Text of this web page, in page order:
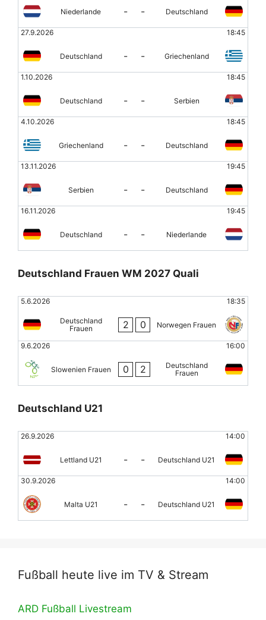
Niederlande - - Deutschland
27.9.2026 18:45
Deutschland - - Griechenland
1.10.2026 18:45
Deutschland - - Serbien
4.10.2026 18:45
Griechenland - - Deutschland
13.11.2026 19:45
Serbien - - Deutschland
16.11.2026 19:45
Deutschland - - Niederlande
Deutschland Frauen WM 2027 Quali
5.6.2026 18:35
Deutschland
Frauen
2 0 Norwegen Frauen
9.6.2026 16:00
Slowenien Frauen 0 2
Deutschland
Frauen
Deutschland U21
26.9.2026 14:00
Lettland U21 - - Deutschland U21
30.9.2026 14:00
Malta U21 - - Deutschland U21
Fußball heute live im TV & Stream
ARD Fußball Livestream